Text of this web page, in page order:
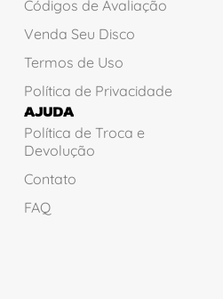
Códigos de Avaliação
Venda Seu Disco
Termos de Uso
Política de Privacidade
AJUDA
Política de Troca e
Devolução
Contato
FAQ